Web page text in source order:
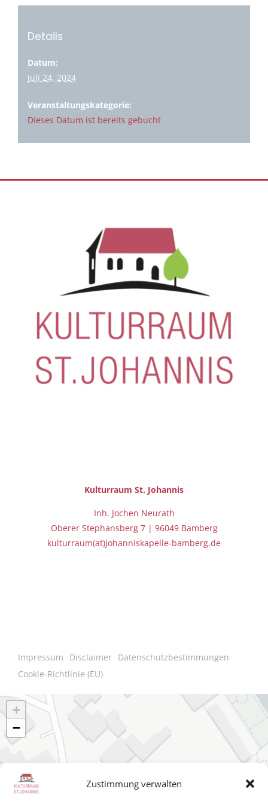
Zustimmung verwalten
Details
Datum:
Juli 24, 2024
Veranstaltungskategorie:
Dieses Datum ist bereits gebucht
Kulturraum St. Johannis
Inh. Jochen Neurath
Oberer Stephansberg 7 | 96049 Bamberg
kulturraum(at)johanniskapelle-bamberg.de
Impressum Disclaimer Datenschutzbestimmungen
Cookie-Richtlinie (EU)
+
−